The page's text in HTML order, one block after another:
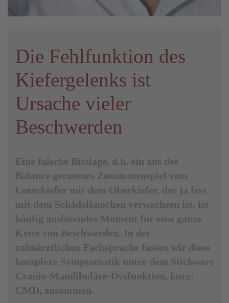
Die Fehlfunktion des
Kiefer­gelenks ist
Ursache vieler
Beschwerden
Eine falsche Bisslage, d.h. ein aus der
Balance geratenes Zusammenspiel vom
Unter­kiefer mit dem Oberkiefer, der ja fest
mit dem Schädelknochen verwachsen ist, ist
häufig auslösendes Moment für eine ganze
Kette von Beschwerden. In der
zahnärztlichen Fach­sprache fassen wir diese
komplexe Symptomatik unter dem Stichwort
Cranio-Mandibuläre-Dysfunktion, kurz:
CMD, zusammen.